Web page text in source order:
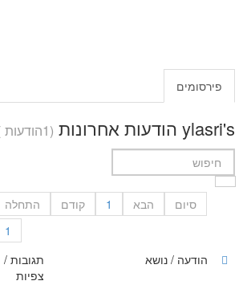
פירסומים
ylasri's הודעות אחרונות (1הודעות )
התחלה קודם 1 הבא
סיום
1
הודעה / נושא
תגובות /
צפיות